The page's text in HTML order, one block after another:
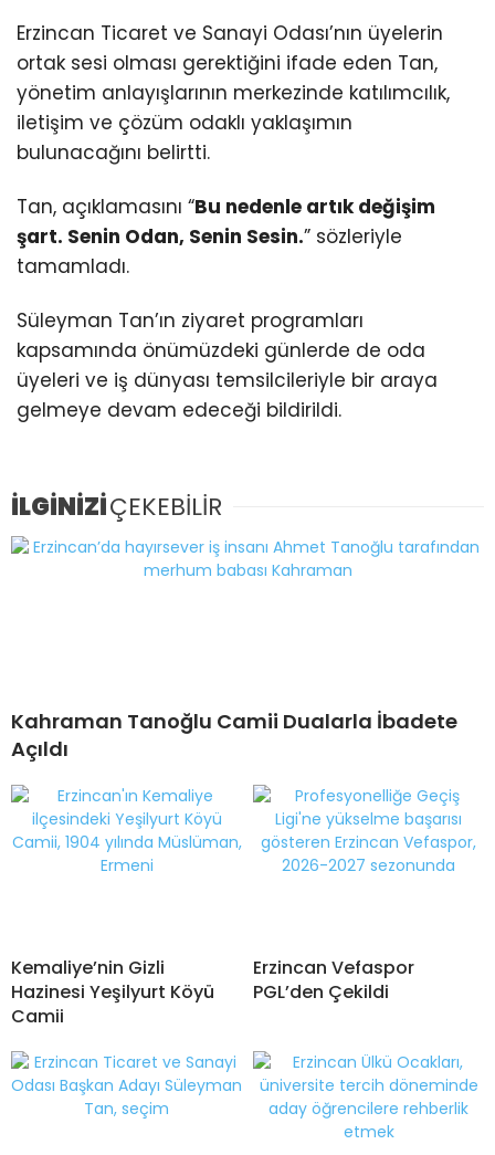
Erzincan Ticaret ve Sanayi Odası’nın üyelerin
ortak sesi olması gerektiğini ifade eden Tan,
yönetim anlayışlarının merkezinde katılımcılık,
iletişim ve çözüm odaklı yaklaşımın
bulunacağını belirtti.
Tan, açıklamasını “Bu nedenle artık değişim
şart. Senin Odan, Senin Sesin.” sözleriyle
tamamladı.
Süleyman Tan’ın ziyaret programları
kapsamında önümüzdeki günlerde de oda
üyeleri ve iş dünyası temsilcileriyle bir araya
gelmeye devam edeceği bildirildi.
İLGİNİZİÇEKEBİLİR
Kahraman Tanoğlu Camii Dualarla İbadete
Açıldı
Kemaliye’nin Gizli
Hazinesi Yeşilyurt Köyü
Camii
Erzincan Vefaspor
PGL’den Çekildi